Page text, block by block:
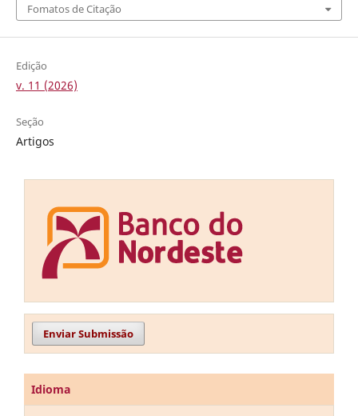
Fomatos de Citação
Edição
v. 11 (2026)
Seção
Artigos
Enviar Submissão
Idioma